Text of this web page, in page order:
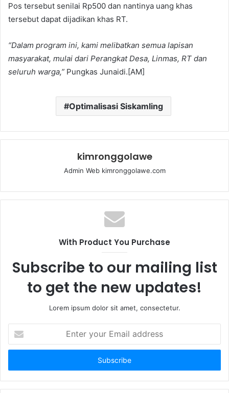
Pos tersebut senilai Rp500 dan nantinya uang khas
tersebut dapat dijadikan khas RT.
“Dalam program ini, kami melibatkan semua lapisan
masyarakat, mulai dari Perangkat Desa, Linmas, RT dan
seluruh warga,” Pungkas Junaidi.[AM]
Optimalisasi Siskamling
kimronggolawe
Admin Web kimronggolawe.com
With Product You Purchase
Subscribe to our mailing list
to get the new updates!
Lorem ipsum dolor sit amet, consectetur.
t
r
y